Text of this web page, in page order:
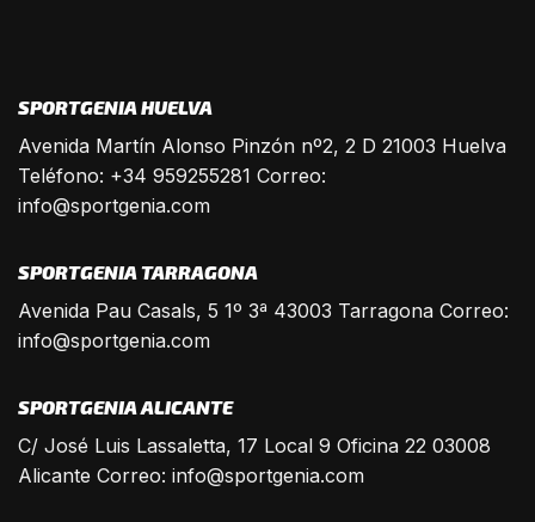
SPORTGENIA HUELVA
Avenida Martín Alonso Pinzón nº2, 2 D 21003 Huelva
Teléfono: +34 959255281 Correo:
info@sportgenia.com
SPORTGENIA TARRAGONA
Avenida Pau Casals, 5 1º 3ª 43003 Tarragona Correo:
info@sportgenia.com
SPORTGENIA ALICANTE
C/ José Luis Lassaletta, 17 Local 9 Oficina 22 03008
Alicante Correo: info@sportgenia.com